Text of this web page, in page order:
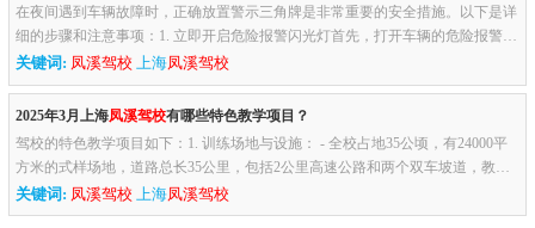
在夜间遇到车辆故障时，正确放置警示三角牌是非常重要的安全措施。以下是详
细的步骤和注意事项：1. 立即开启危险报警闪光灯首先，打开车辆的危险报警闪
光灯（双闪灯），以提醒其他车辆注意。2. 将车辆移至安全地带如...
关键词: 凤溪驾校 上海凤溪驾校
2025年3月上海凤溪驾校有哪些特色教学项目？
驾校的特色教学项目如下：1. 训练场地与设施： - 全校占地35公顷，有24000平
方米的式样场地，道路总长35公里，包括2公里高速公路和两个双车坡道，教练
车300多辆。 - 教学大楼、宿舍大楼、办公大楼和学员餐厅等后勤...
关键词: 凤溪驾校 上海 凤溪驾校